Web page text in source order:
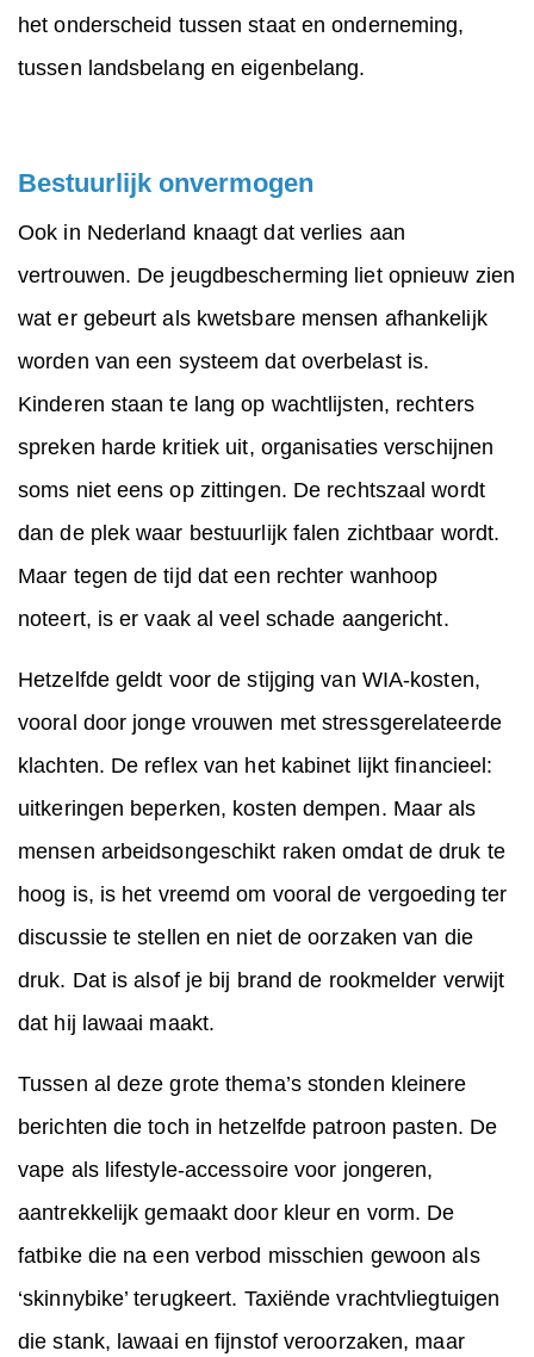
het onderscheid tussen staat en onderneming,
tussen landsbelang en eigenbelang.
Bestuurlijk onvermogen
Ook in Nederland knaagt dat verlies aan
vertrouwen. De jeugdbescherming liet opnieuw zien
wat er gebeurt als kwetsbare mensen afhankelijk
worden van een systeem dat overbelast is.
Kinderen staan te lang op wachtlijsten, rechters
spreken harde kritiek uit, organisaties verschijnen
soms niet eens op zittingen. De rechtszaal wordt
dan de plek waar bestuurlijk falen zichtbaar wordt.
Maar tegen de tijd dat een rechter wanhoop
noteert, is er vaak al veel schade aangericht.
Hetzelfde geldt voor de stijging van WIA-kosten,
vooral door jonge vrouwen met stressgerelateerde
klachten. De reflex van het kabinet lijkt financieel:
uitkeringen beperken, kosten dempen. Maar als
mensen arbeidsongeschikt raken omdat de druk te
hoog is, is het vreemd om vooral de vergoeding ter
discussie te stellen en niet de oorzaken van die
druk. Dat is alsof je bij brand de rookmelder verwijt
dat hij lawaai maakt.
Tussen al deze grote thema’s stonden kleinere
berichten die toch in hetzelfde patroon pasten. De
vape als lifestyle-accessoire voor jongeren,
aantrekkelijk gemaakt door kleur en vorm. De
fatbike die na een verbod misschien gewoon als
‘skinnybike’ terugkeert. Taxiënde vrachtvliegtuigen
die stank, lawaai en fijnstof veroorzaken, maar